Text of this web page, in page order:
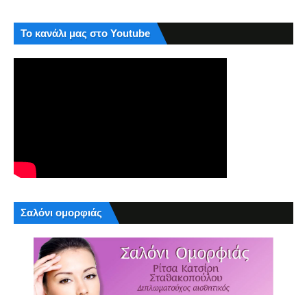
Το κανάλι μας στο Youtube
Σαλόνι ομορφιάς